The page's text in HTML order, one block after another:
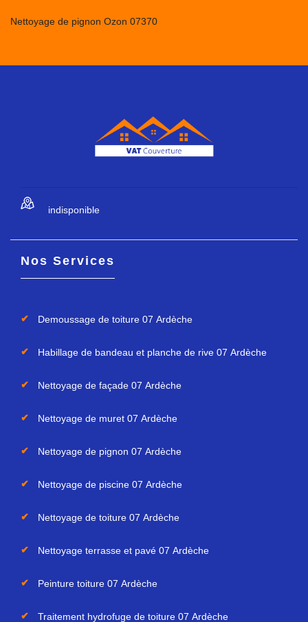
Nettoyage de pignon Ozon 07370
indisponible
Nos Services
Demoussage de toiture 07 Ardèche
Habillage de bandeau et planche de rive 07 Ardèche
Nettoyage de façade 07 Ardèche
Nettoyage de muret 07 Ardèche
Nettoyage de pignon 07 Ardèche
Nettoyage de piscine 07 Ardèche
Nettoyage de toiture 07 Ardèche
Nettoyage terrasse et pavé 07 Ardèche
Peinture toiture 07 Ardèche
Traitement hydrofuge de toiture 07 Ardèche